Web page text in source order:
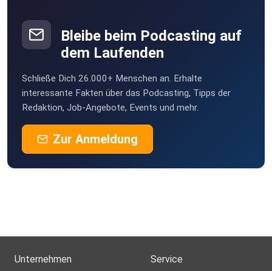
Bleibe beim Podcasting auf
dem Laufenden
Schließe Dich 26.000+ Menschen an. Erhalte
interessante Fakten über das Podcasting, Tipps der
Redaktion, Job-Angebote, Events und mehr.
Zur Anmeldung
Unternehmen Service